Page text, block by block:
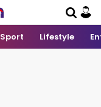
Sport Lifestyle